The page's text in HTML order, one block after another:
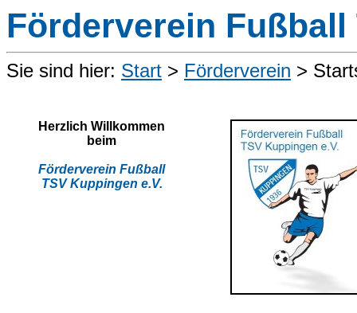
Förderverein Fußball
Sie sind hier: Start > Förderverein >
Herzlich Willkommen
beim
Förderverein Fußball
TSV Kuppingen e.V.